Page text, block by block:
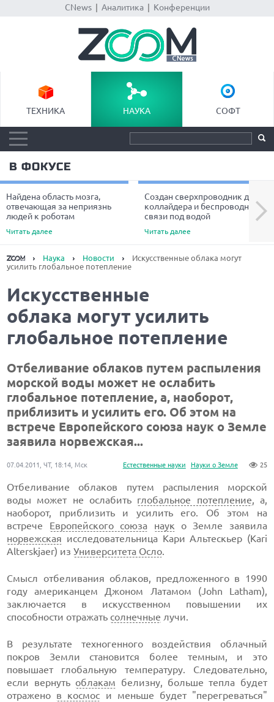
CNews| Аналитика| Конференции
ТЕХНИКА НАУКА СОФТ
В ФОКУСЕ
Найдена область мозга,
отвечающая за неприязнь
людей к роботам
Читать далее
Создан сверхпроводник для
коллайдера и беспроводной
связи под водой
Читать далее
Next
Наука Новости
Искусственные облака могут
усилить глобальное потепление
Искусственные
облака могут усилить
глобальное потепление
Отбеливание облаков путем распыления
морской воды может не ослабить
глобальное потепление, а, наоборот,
приблизить и усилить его. Об этом на
встрече Европейского союза наук о Земле
заявила норвежская...
Естественные науки Науки о Земле 25
07.04.2011, ЧТ, 18:14, Мск
Отбеливание облаков путем распыления морской
воды может не ослабить глобальное потепление, а,
наоборот, приблизить и усилить его. Об этом на
встрече Европейского союза наук о Земле заявила
норвежская исследовательница Кари Альтескьер (Kari
Alterskjaer) изУниверситета Осло.
Смысл отбеливания облаков, предложенного в 1990
году американцем Джоном Латамом (John Latham),
заключается в искусственном повышении их
способности отражать солнечные лучи.
В результате техногенного воздействия облачный
покров Земли становится более темным, и это
повышает глобальную температуру. Следовательно,
если вернуть облакам белизну, больше тепла будет
отражено в космос и меньше будет "перегреваться"